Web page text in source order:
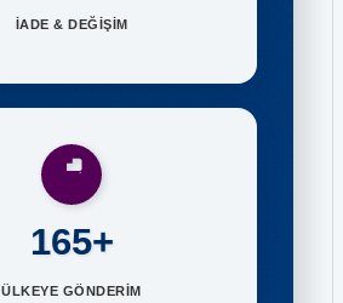
İADE & DEĞİŞİM
165+
ÜLKEYE GÖNDERİM